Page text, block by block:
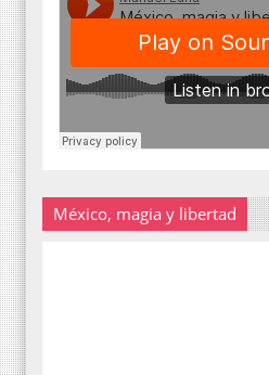
México, magia y libertad